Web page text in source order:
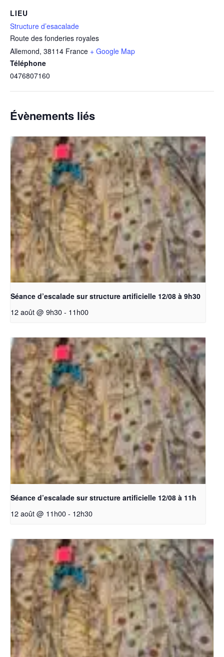
LIEU
Structure d’esacalade
Route des fonderies royales
Allemond, 38114 France + Google Map
Téléphone
0476807160
Évènements liés
Séance d’escalade sur structure artificielle 12/08 à 9h30
12 août @ 9h30- 11h00
Séance d’escalade sur structure artificielle 12/08 à 11h
12 août @ 11h00- 12h30